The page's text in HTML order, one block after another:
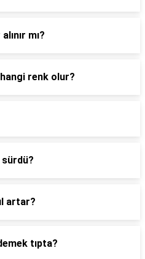
mı?
hangi renk olur?
sürdü?
artar?
tıpta?